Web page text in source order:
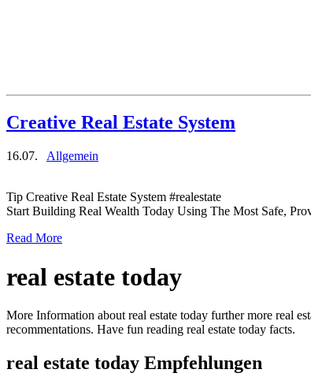
Creative Real Estate System
16.07. Allgemein
Tip Creative Real Estate System #realestate
Start Building Real Wealth Today Using The Most Safe,
Read More
real estate today
More Information about real estate today further more real
recommentations. Have fun reading real estate today facts.
real estate today Empfehlungen